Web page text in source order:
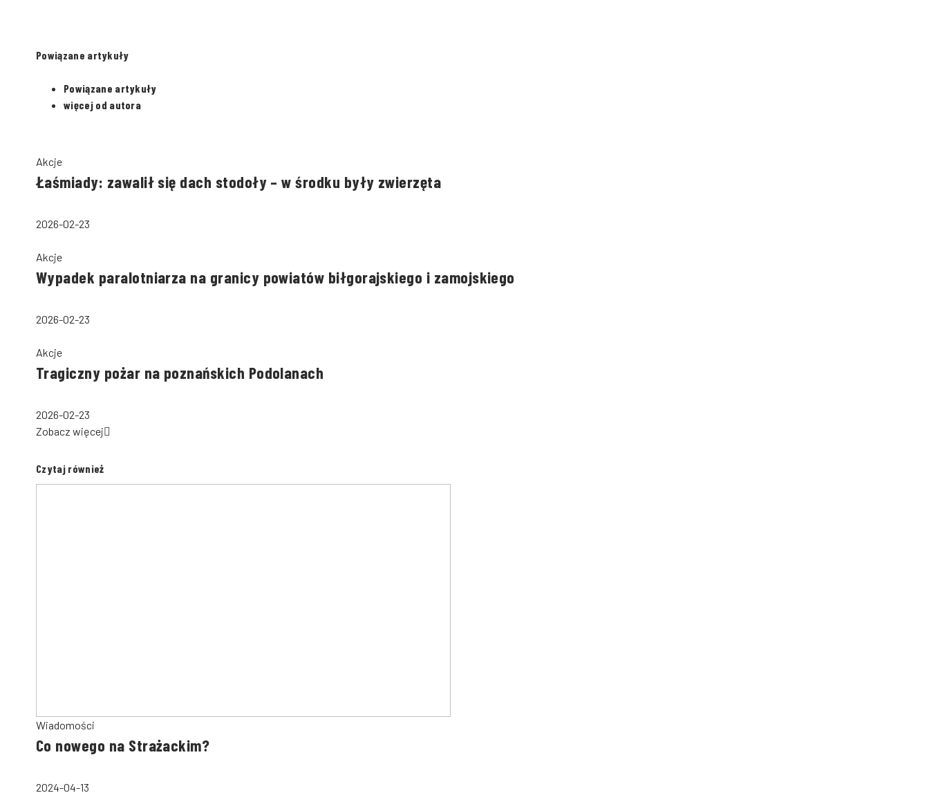
Powiązane artykuły
Powiązane artykuły
więcej od autora
Akcje
Łaśmiady: zawalił się dach stodoły – w środku były zwierzęta
2026-02-23
Akcje
Wypadek paralotniarza na granicy powiatów biłgorajskiego i zamojskiego
2026-02-23
Akcje
Tragiczny pożar na poznańskich Podolanach
2026-02-23
Zobacz więcej
Czytaj również
Wiadomości
Co nowego na Strażackim?
2024-04-13